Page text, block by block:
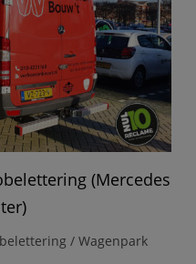
(Mercedes
/ Wagenpark